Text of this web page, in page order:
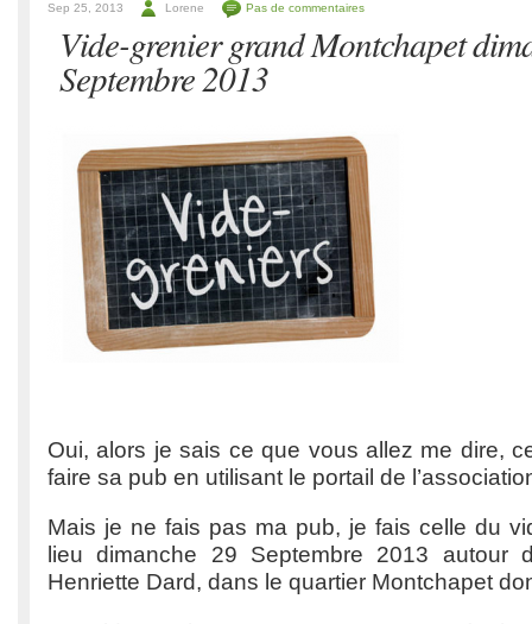
Sep 25, 2013 Lorene Pas de commentaires
Vide-grenier grand Montchapet
Septembre 2013
Oui, alors je sais ce que vous allez me dire,
faire sa pub en utilisant le portail de
Mais je ne fais pas ma pub, je fais celle du
lieu dimanche 29 Septembre 2013 autour
Henriette Dard, dans le quartier Montchapet